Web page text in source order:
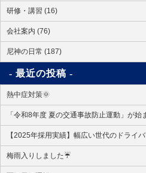
研修・講習 (16)
会社案内 (76)
尼神の日常 (187)
最近の投稿
熱中症対策🌞
「令和8年度 夏の交通事故防止運動」が始
【2025年採用実績】幅広い世代のドライ
梅雨入りしました☔